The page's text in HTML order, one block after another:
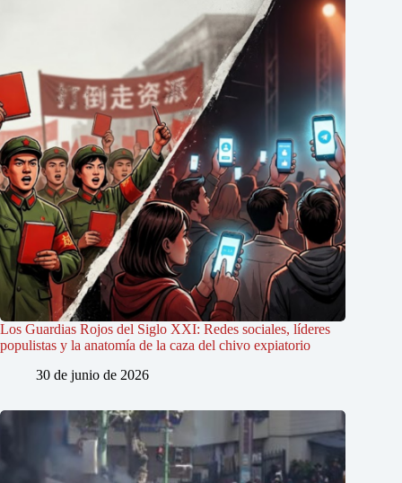
Los Guardias Rojos del Siglo XXI: Redes sociales, líderes
populistas y la anatomía de la caza del chivo expiatorio
30 de junio de 2026